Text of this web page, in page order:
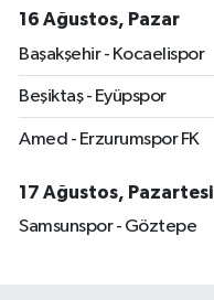
16 Ağustos, Pazar
Başakşehir - Kocaelispor
Beşiktaş - Eyüpspor
Amed - Erzurumspor FK
17 Ağustos, Pazartesi
Samsunspor - Göztepe